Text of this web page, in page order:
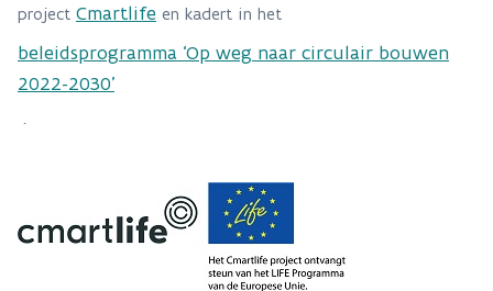
project Cmartlife en kadert in het
beleidsprogramma ‘Op weg naar circulair bouwen
2022-2030’
.